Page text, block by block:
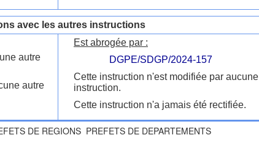
avec les autres instructions
autre
autre
Est abrogée par :
DGPE/SDGP/2024-157
Cette instruction n'est modifiée par aucune
instruction.
Cette instruction n'a jamais été rectifiée.
DE REGIONS PREFETS DE DEPARTEMENTS